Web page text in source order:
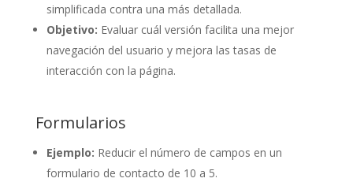
simplificada contra una más detallada.
Objetivo: Evaluar cuál versión facilita una mejor
navegación del usuario y mejora las tasas de
interacción con la página.
Formularios
Ejemplo: Reducir el número de campos en un
formulario de contacto de 10 a 5.